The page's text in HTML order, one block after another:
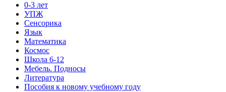
0-3 лет
УПЖ
Сенсорика
Язык
Математика
Космос
Школа 6-12
Мебель. Подносы
Литература
Пособия к новому учебному году